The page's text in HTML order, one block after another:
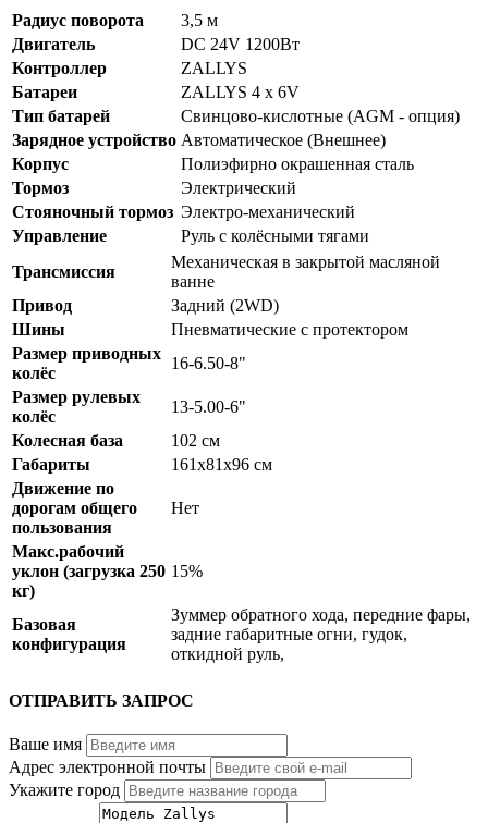
Радиус поворота
3,5 м
Двигатель
DC 24V 1200Вт
Контроллер
ZALLYS
Батареи
ZALLYS 4 x 6V
Тип батарей
Свинцово-кислотные (AGM - опция)
Зарядное устройство Автоматическое (Внешнее)
Корпус
Полиэфирно окрашенная сталь
Тормоз
Электрический
Стояночный тормоз Электро-механический
Управление
Руль с колёсными тягами
Трансмиссия
Механическая в закрытой масляной
ванне
Привод
Задний (2WD)
Шины
Пневматические с протектором
Размер приводных
колёс
16-6.50-8"
Размер рулевых
колёс
13-5.00-6"
Колесная база
102 см
Габариты
161x81x96 см
Движение по
дорогам общего
пользования
Нет
Макс.рабочий
уклон (загрузка 250
кг)
15%
Базовая
конфигурация
Зуммер обратного хода, передние фары,
задние габаритные огни, гудок,
откидной руль,
ОТПРАВИТЬ ЗАПРОС
Ваше имя
Адрес электронной почты
Укажите город